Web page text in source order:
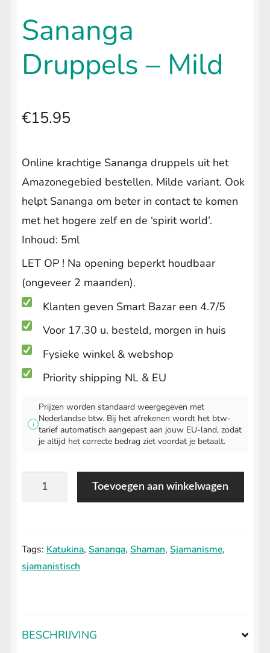
Sananga
uitvouwen
Sananga Mild
Palo Santo
Smudge
Floral Waters
Submenu
Guayusa extract
Iboga Essence
Raw Cacao
Submenu
Peyote Flower Essence
Chilcuague
Copaiba Olie
Dragon’s Blood Olie
HEADSHOP
Sananga
Druppels – Mild
€15.95
Online krachtige Sananga druppels uit het
Amazonegebied bestellen. Milde variant. Ook
helpt Sananga om beter in contact te komen
met het hogere zelf en de ‘spirit world’.
Inhoud: 5ml
LET OP ! Na opening beperkt houdbaar
(ongeveer 2 maanden).
Klanten geven Smart Bazar een 4.7/5
Voor 17.30 u. besteld, morgen in huis
Fysieke winkel & webshop
Priority shipping NL & EU
i
Prijzen worden standaard weergegeven met
Nederlandse btw. Bij het afrekenen wordt het btw-
tarief automatisch aangepast aan jouw EU-land, zodat
je altijd het correcte bedrag ziet voordat je betaalt.
Sananga
aantal
Toevoegen aan winkelwagen
Tags: Katukina, Sananga, Shaman, Sjamanisme,
sjamanistisch
BESCHRIJVING